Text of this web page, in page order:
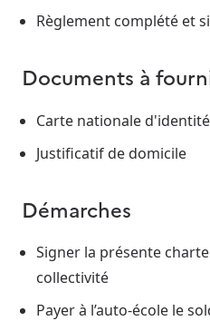
Règlement complété et
Documents à
Carte nationale d'identité
Justificatif de domicile
Démarches
Signer la présente
collectivité
Payer à l’auto-école le